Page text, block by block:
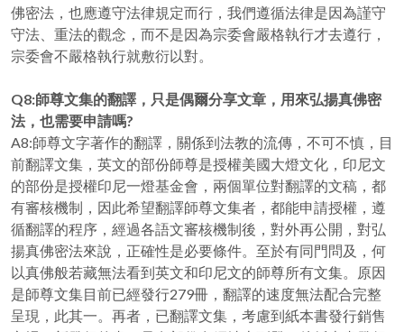
佛密法，也應遵守法律規定而行，我們遵循法律是因為謹守
守法、重法的觀念，而不是因為宗委會嚴格執行才去遵行，
宗委會不嚴格執行就敷衍以對。
Q8:師尊文集的翻譯，只是偶爾分享文章，用來弘揚真佛密
法，也需要申請嗎?
A8:師尊文字著作的翻譯，關係到法教的流傳，不可不慎，目
前翻譯文集，英文的部份師尊是授權美國大燈文化，印尼文
的部份是授權印尼一燈基金會，兩個單位對翻譯的文稿，都
有審核機制，因此希望翻譯師尊文集者，都能申請授權，遵
循翻譯的程序，經過各語文審核機制後，對外再公開，對弘
揚真佛密法來說，正確性是必要條件。至於有同門問及，何
以真佛般若藏無法看到英文和印尼文的師尊所有文集。原因
是師尊文集目前已經發行279冊，翻譯的速度無法配合完整
呈現，此其一。再者，已翻譯文集，考慮到紙本書發行銷售